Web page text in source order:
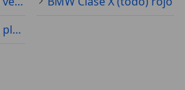
BMW Clase X (todo) plateado